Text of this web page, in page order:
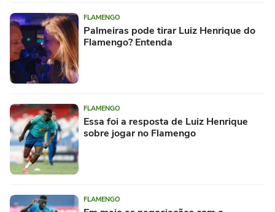
FLAMENGO
Palmeiras pode tirar Luiz Henrique do
Flamengo? Entenda
FLAMENGO
Essa foi a resposta de Luiz Henrique
sobre jogar no Flamengo
FLAMENGO